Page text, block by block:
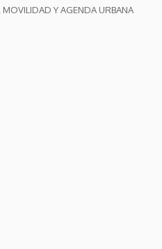
Y AGENDA URBANA